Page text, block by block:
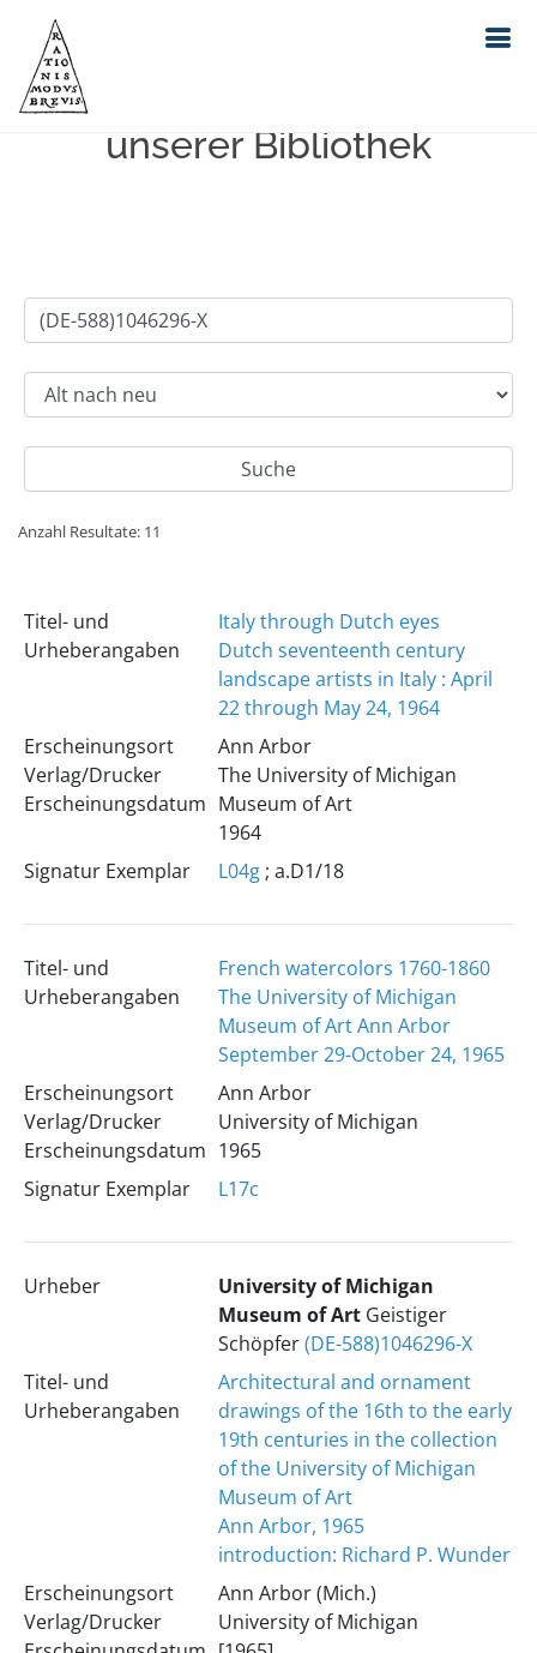
Einfache Suche im Bestand
unserer Bibliothek
Anzahl Resultate: 11
Titel- und
Urheberangaben
Italy through Dutch eyes
Dutch seventeenth century
landscape artists in Italy : April
22 through May 24, 1964
Erscheinungsort
Verlag/Drucker
Erscheinungsdatum
Ann Arbor
The University of Michigan
Museum of Art
1964
Signatur Exemplar
L04g; a.D1/18
Titel- und
Urheberangaben
French watercolors 1760-1860
The University of Michigan
Museum of Art Ann Arbor
September 29-October 24, 1965
Erscheinungsort
Verlag/Drucker
Erscheinungsdatum
Ann Arbor
University of Michigan
1965
Signatur Exemplar
L17c
Urheber
University of Michigan
Museum of Art Geistiger
Schöpfer(DE-588)1046296-X
Titel- und
Urheberangaben
Architectural and ornament
drawings of the 16th to the early
19th centuries in the collection
of the University of Michigan
Museum of Art
Ann Arbor, 1965
introduction: Richard P. Wunder
Erscheinungsort
Verlag/Drucker
Ann Arbor (Mich.)
University of Michigan